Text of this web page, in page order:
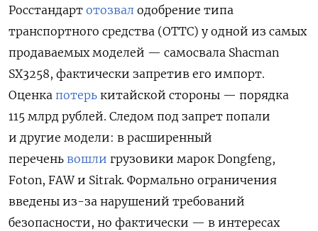
Росстандарт отозвал одобрение типа
транспортного средства (ОТТС) у одной из самых
продаваемых моделей — самосвала Shacman
SX3258, фактически запретив его импорт.
Оценка потерь китайской стороны — порядка
115 млрд рублей. Следом под запрет попали
и другие модели: в расширенный
перечень вошли грузовики марок Dongfeng,
Foton, FAW и Sitrak. Формально ограничения
введены из-за нарушений требований
безопасности, но фактически — в интересах